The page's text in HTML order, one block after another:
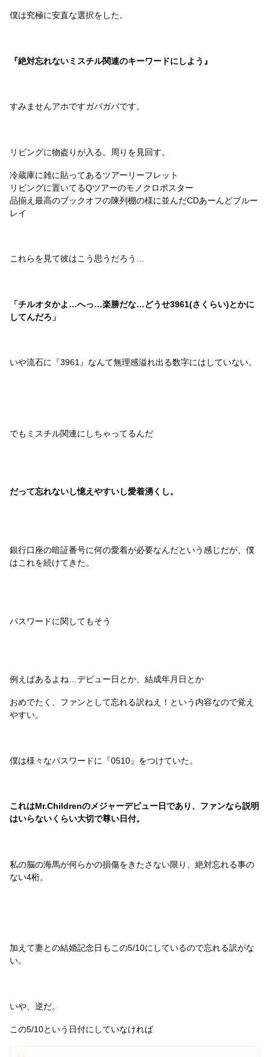
僕は究極に安直な選択をした。
『絶対忘れないミスチル関連のキーワードにしよう』
すみませんアホですガバガバです。
リビングに物盗りが入る。周りを見回す。
冷蔵庫に雑に貼ってあるツアーリーフレット
リビングに置いてるQツアーのモノクロポスター
品揃え最高のブックオフの陳列棚の様に並んだCDあーんどブルー
レイ
これらを見て彼はこう思うだろう…
「チルオタかよ…へっ…楽勝だな…どうせ3961(さくらい)とかに
してんだろ」
いや流石に『3961』なんて無理感溢れ出る数字にはしていない。
でもミスチル関連にしちゃってるんだ
だって忘れないし憶えやすいし愛着湧くし。
銀行口座の暗証番号に何の愛着が必要なんだという感じだが、僕
はこれを続けてきた。
パスワードに関してもそう
例えばあるよね…デビュー日とか、結成年月日とか
おめでたく、ファンとして忘れる訳ねえ！という内容なので覚え
やすい。
僕は様々なパスワードに『0510』をつけていた。
これはMr.Childrenのメジャーデビュー日であり、ファンなら説明
はいらないくらい大切で尊い日付。
私の脳の海馬が何らかの損傷をきたさない限り、絶対忘れる事の
ない4桁。
加えて妻との結婚記念日もこの5/10にしているので忘れる訳がな
い。
いや、逆だ。
この5/10という日付にしていなければ